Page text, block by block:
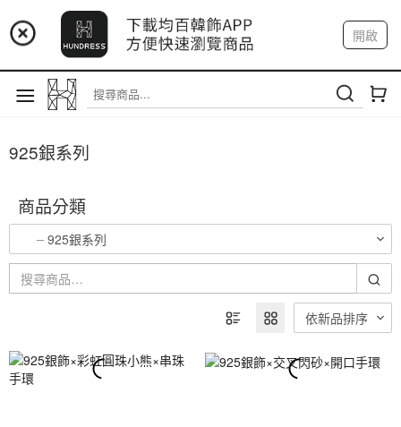
📢 市集預告：9/12-9/13 八里海巡基地
📢 市集預告：8/22-8/23 桃園青埔置地廣場
開啟
註冊 我的帳戶
925銀系列
商品分類
925銀系列
依新品排序